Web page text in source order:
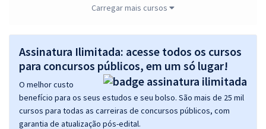
e 216 - Professor de História (Pré-edital)
R$ 435,11à vista
ou 12x deR$ 36,26
Economize R$ 108,78 (-20%)
Comprar
Carregar mais cursos
Assinatura Ilimitada: acesse todos os cursos
para concursos públicos, em um só lugar!
O melhor custo
benefício para os seus estudos e seu bolso. São mais de 25 mil
cursos para todas as carreiras de concursos públicos, com
garantia de atualização pós-edital.